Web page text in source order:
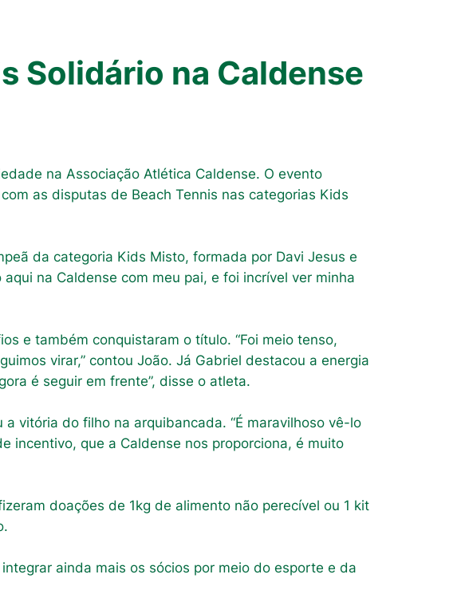
Solidário na Caldense
na Associação Atlética Caldense. O evento
as disputas de Beach Tennis nas categorias Kids
da categoria Kids Misto, formada por Davi Jesus e
na Caldense com meu pai, e foi incrível ver minha
e também conquistaram o título. “Foi meio tenso,
virar,” contou João. Já Gabriel destacou a energia
é seguir em frente”, disse o atleta.
vitória do filho na arquibancada. “É maravilhoso vê-lo
incentivo, que a Caldense nos proporciona, é muito
doações de 1kg de alimento não perecível ou 1 kit
ainda mais os sócios por meio do esporte e da